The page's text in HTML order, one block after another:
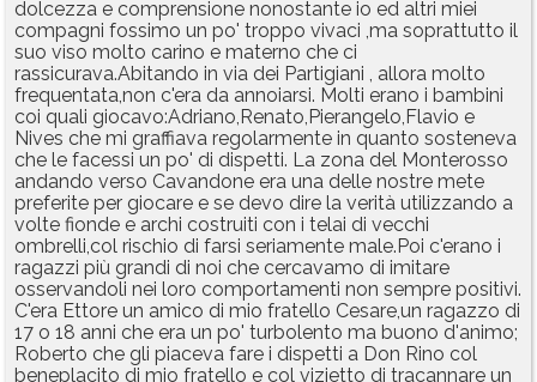
dolcezza e comprensione nonostante io ed altri miei
compagni fossimo un po' troppo vivaci ,ma soprattutto il
suo viso molto carino e materno che ci
rassicurava.Abitando in via dei Partigiani , allora molto
frequentata,non c'era da annoiarsi. Molti erano i bambini
coi quali giocavo:Adriano,Renato,Pierangelo,Flavio e
Nives che mi graffiava regolarmente in quanto sosteneva
che le facessi un po' di dispetti. La zona del Monterosso
andando verso Cavandone era una delle nostre mete
preferite per giocare e se devo dire la verità utilizzando a
volte fionde e archi costruiti con i telai di vecchi
ombrelli,col rischio di farsi seriamente male.Poi c'erano i
ragazzi più grandi di noi che cercavamo di imitare
osservandoli nei loro comportamenti non sempre positivi.
C'era Ettore un amico di mio fratello Cesare,un ragazzo di
17 o 18 anni che era un po' turbolento ma buono d'animo;
Roberto che gli piaceva fare i dispetti a Don Rino col
beneplacito di mio fratello e col vizietto di tracannare un